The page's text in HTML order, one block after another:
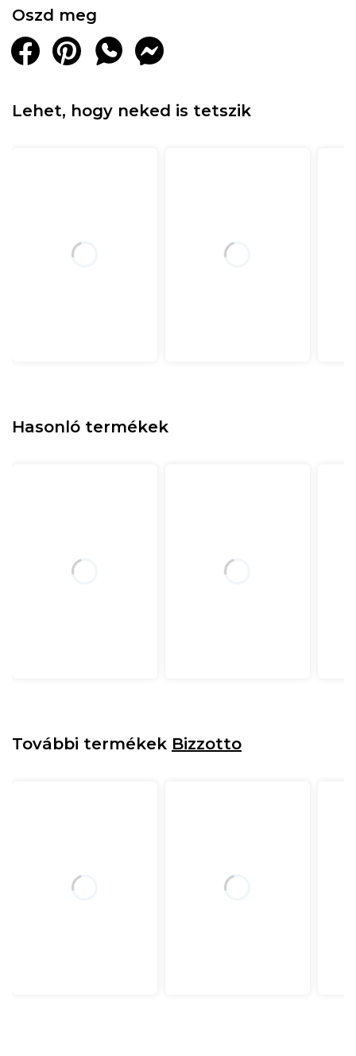
Oszd meg
Lehet, hogy neked is tetszik
Hasonló termékek
További termékek Bizzotto